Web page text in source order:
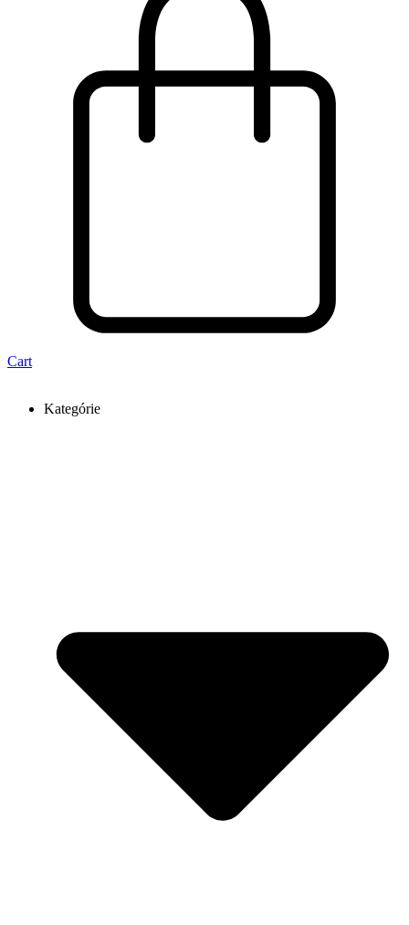
Cart
Kategórie